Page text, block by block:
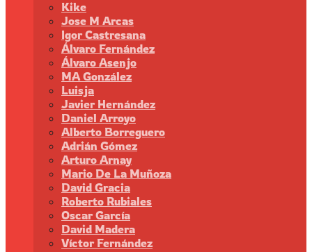
Kike
Jose M Arcas
Igor Castresana
Álvaro Fernández
Álvaro Asenjo
MA González
Luisja
Javier Hernández
Daniel Arroyo
Alberto Borreguero
Adrián Gómez
Arturo Arnay
Mario De La Muñoza
David Gracia
Roberto Rubiales
Oscar García
David Madera
Víctor Fernández